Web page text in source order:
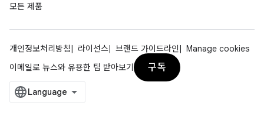
모든 제품
개인정보처리방침 라이선스 브랜드 가이드라인
Manage cookies
이메일로 뉴스와 유용한 팁 받아보기
구독